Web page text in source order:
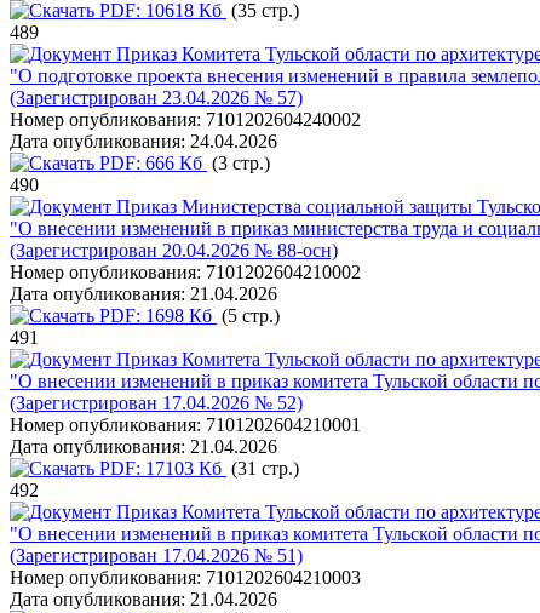
PDF: 10618 Кб (35 стр.)
489
Приказ Комитета Тульской области по
"О подготовке проекта внесения изменений в правила
(Зарегистрирован 23.04.2026 № 57)
Номер опубликования: 7101202604240002
Дата опубликования: 24.04.2026
PDF: 666 Кб (3 стр.)
490
Приказ Министерства социальной защиты
"О внесении изменений в приказ министерства труда и
(Зарегистрирован 20.04.2026 № 88-осн)
Номер опубликования: 7101202604210002
Дата опубликования: 21.04.2026
PDF: 1698 Кб (5 стр.)
491
Приказ Комитета Тульской области по
"О внесении изменений в приказ комитета Тульской области
(Зарегистрирован 17.04.2026 № 52)
Номер опубликования: 7101202604210001
Дата опубликования: 21.04.2026
PDF: 17103 Кб (31 стр.)
492
Приказ Комитета Тульской области по
"О внесении изменений в приказ комитета Тульской области
(Зарегистрирован 17.04.2026 № 51)
Номер опубликования: 7101202604210003
Дата опубликования: 21.04.2026